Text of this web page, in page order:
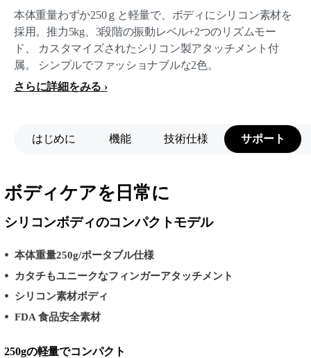
本体重量わずか250ｇと軽量で、ボディにシリコン素材を
採用。推力5kg、3段階の振動レベル+2つのリズムモー
ド、 カスタマイズされたシリコン製アタッチメント付
属。 シンプルでファッショナブルな2色。
さらに詳細をみる
はじめに 機能 技術仕様 サポート
ボディケアを日常に
シリコンボディのコンパクトモデル
本体重量250g/ポータブル仕様
カタチもユニークなフィンガーアタッチメント
シリコン素材ボディ
FDA 食品安全素材
250gの軽量でコンパクト